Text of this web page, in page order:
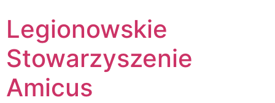
to
content
Legionowskie
Stowarzyszenie
Amicus